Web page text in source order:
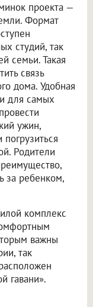
проекта —
Формат
студий, так
семьи. Такая
связь
дома. Удобная
для самых
ужин,
Родители
за ребенком,
комплекс
важны
так
гавани».